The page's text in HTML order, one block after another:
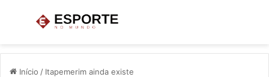
Menu
Início / Itapemerim ainda existe